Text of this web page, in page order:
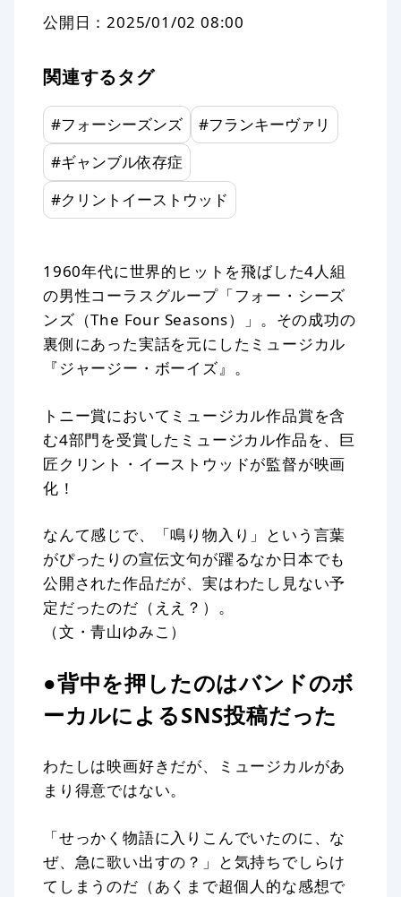
公開日：2025/01/02 08:00
関連するタグ
#フォーシーズンズ #フランキーヴァリ
#ギャンブル依存症
#クリントイーストウッド
1960年代に世界的ヒットを飛ばした4人組
の男性コーラスグループ「フォー・シーズ
ンズ（The Four Seasons）」。その成功の
裏側にあった実話を元にしたミュージカル
『ジャージー・ボーイズ』。
トニー賞においてミュージカル作品賞を含
む4部門を受賞したミュージカル作品を、巨
匠クリント・イーストウッドが監督が映画
化！
なんて感じで、「鳴り物入り」という言葉
がぴったりの宣伝文句が躍るなか日本でも
公開された作品だが、実はわたし見ない予
定だったのだ（ええ？）。
（文・青山ゆみこ）
●背中を押したのはバンドのボ
ーカルによるSNS投稿だった
わたしは映画好きだが、ミュージカルがあ
まり得意ではない。
「せっかく物語に入りこんでいたのに、な
ぜ、急に歌い出すの？」と気持ちでしらけ
てしまうのだ（あくまで超個人的な感想で